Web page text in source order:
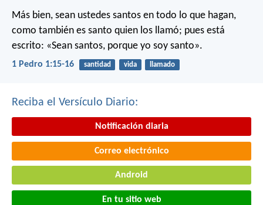
Más bien, sean ustedes santos en todo lo que hagan,
como también es santo quien los llamó; pues está
escrito: «Sean santos, porque yo soy santo».
1 Pedro 1:15-16 santidad vida llamado
Reciba el Versículo Diario:
Notificación diaria
Correo electrónico
Android
En tu sitio web